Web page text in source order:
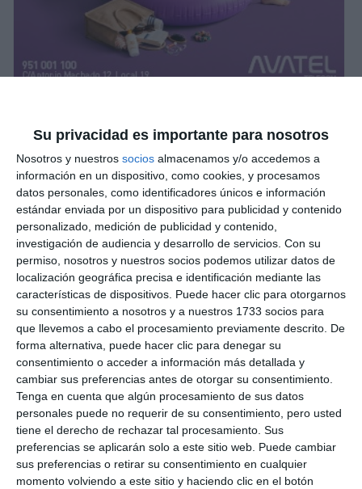
Su privacidad es importante para nosotros
Nosotros y nuestros socios almacenamos y/o accedemos a
información en un dispositivo, como cookies, y procesamos
datos personales, como identificadores únicos e información
estándar enviada por un dispositivo para publicidad y contenido
personalizado, medición de publicidad y contenido,
investigación de audiencia y desarrollo de servicios. Con su
permiso, nosotros y nuestros socios podemos utilizar datos de
localización geográfica precisa e identificación mediante las
características de dispositivos. Puede hacer clic para otorgarnos
su consentimiento a nosotros y a nuestros 1733 socios para
que llevemos a cabo el procesamiento previamente descrito. De
forma alternativa, puede hacer clic para denegar su
consentimiento o acceder a información más detallada y
cambiar sus preferencias antes de otorgar su consentimiento.
Tenga en cuenta que algún procesamiento de sus datos
personales puede no requerir de su consentimiento, pero usted
tiene el derecho de rechazar tal procesamiento. Sus
preferencias se aplicarán solo a este sitio web. Puede cambiar
sus preferencias o retirar su consentimiento en cualquier
momento volviendo a este sitio y haciendo clic en el botón